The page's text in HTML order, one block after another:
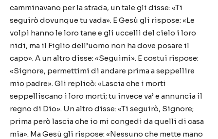
camminavano per la strada, un tale gli disse: «Ti
seguirò dovunque tu vada». E Gesù gli rispose: «Le
volpi hanno le loro tane e gli uccelli del cielo i loro
nidi, ma il Figlio dell’uomo non ha dove posare il
capo». A un altro disse: «Seguimi». E costui rispose:
«Signore, permettimi di andare prima a seppellire
mio padre». Gli replicò: «Lascia che i morti
seppelliscano i loro morti; tu invece va’ e annuncia il
regno di Dio». Un altro disse: «Ti seguirò, Signore;
prima però lascia che io mi congedi da quelli di casa
mia». Ma Gesù gli rispose: «Nessuno che mette mano